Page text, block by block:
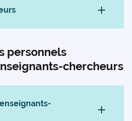
personnels
chercheurs